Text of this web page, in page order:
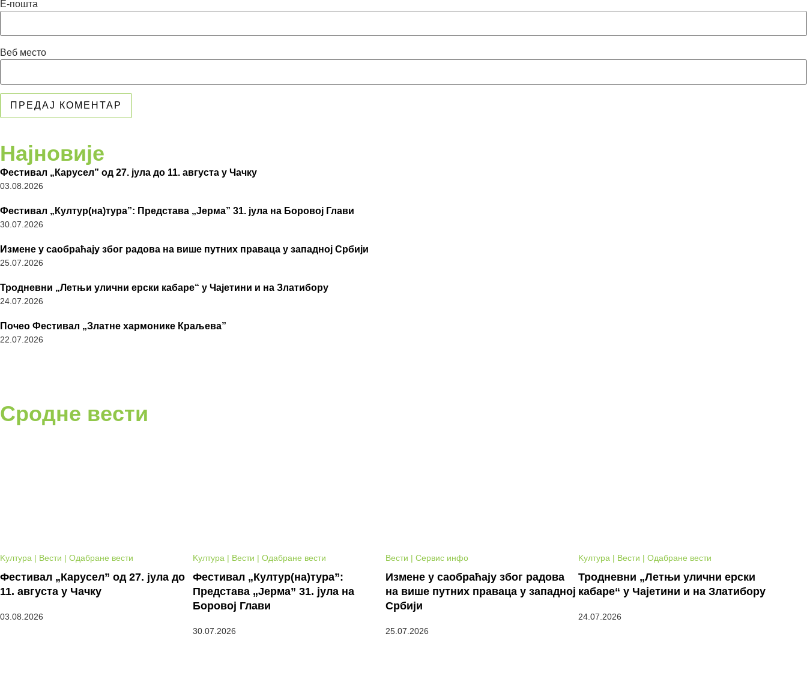
Е-пошта
Веб место
Најновије
Фестивал „Карусел” од 27. јула до 11. августа у Чачку
03.08.2026
Фестивал „Култур(на)тура”: Представа „Јерма” 31. јула на Боровој Глави
30.07.2026
Измене у саобраћају због радова на више путних праваца у западној Србији
25.07.2026
Тродневни „Летњи улични ерски кабаре“ у Чајетини и на Златибору
24.07.2026
Почео Фестивал „Златне хармонике Краљева”
22.07.2026
Сродне вести
Kултура | Вести | Одабране вести
Фестивал „Карусел” од 27. јула до
11. августа у Чачку
03.08.2026
Kултура | Вести | Одабране вести
Фестивал „Култур(на)тура”:
Представа „Јерма” 31. јула на
Боровој Глави
30.07.2026
Вести | Сервис инфо
Измене у саобраћају због радова
на више путних праваца у западној
Србији
25.07.2026
Kултура | Вести | Одабране вести
Тродневни „Летњи улични ерски
кабаре“ у Чајетини и на Златибору
24.07.2026